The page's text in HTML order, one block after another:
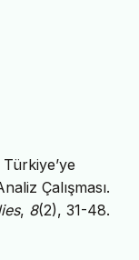
Çalışması.
, 8(2), 31-48.